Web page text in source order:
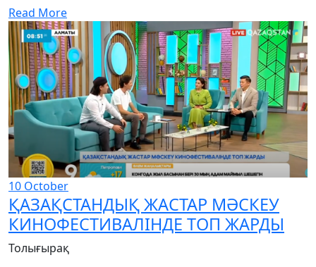
Read More
10 October
ҚАЗАҚСТАНДЫҚ ЖАСТАР МӘСКЕУ
КИНОФЕСТИВАЛІНДЕ ТОП ЖАРДЫ
Толығырақ